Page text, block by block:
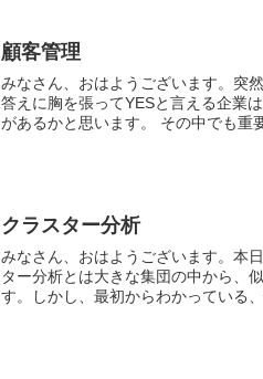
顧客管理
みなさん、おはようございます。突
答えに胸を張ってYESと言える企業
があるかと思います。 その中でも重
クラスター分析
みなさん、おはようございます。本
ター分析とは大きな集団の中から、
す。しかし、最初からわかっている